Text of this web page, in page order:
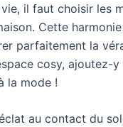
il faut choisir les
Cette
parfaitement la
cosy, ajoutez-
la mode !
au contact du